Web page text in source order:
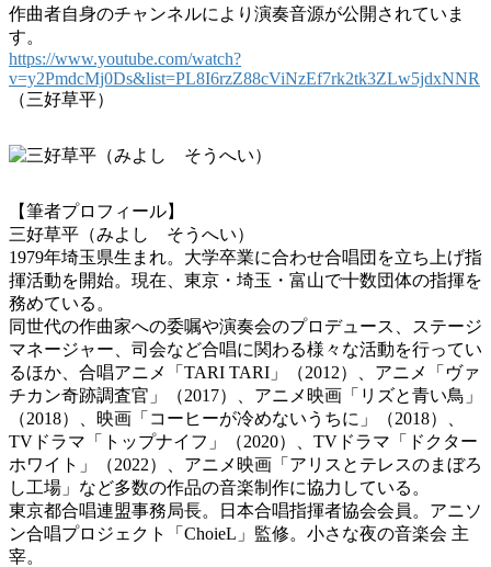
作曲者自身のチャンネルにより演奏音源が公開されていま
す。
https://www.youtube.com/watch?
v=y2PmdcMj0Ds&list=PL8I6rzZ88cViNzEf7rk2tk3ZLw5jdxNNR
（三好草平）
【筆者プロフィール】
三好草平（みよし そうへい）
1979年埼玉県生まれ。大学卒業に合わせ合唱団を立ち上げ指
揮活動を開始。現在、東京・埼玉・富山で十数団体の指揮を
務めている。
同世代の作曲家への委嘱や演奏会のプロデュース、ステージ
マネージャー、司会など合唱に関わる様々な活動を行ってい
るほか、合唱アニメ「TARI TARI」（2012）、アニメ「ヴァ
チカン奇跡調査官」（2017）、アニメ映画「リズと青い鳥」
（2018）、映画「コーヒーが冷めないうちに」（2018）、
TVドラマ「トップナイフ」（2020）、TVドラマ「ドクター
ホワイト」（2022）、アニメ映画「アリスとテレスのまぼろ
し工場」など多数の作品の音楽制作に協力している。
東京都合唱連盟事務局長。日本合唱指揮者協会会員。アニソ
ン合唱プロジェクト「ChoieL」監修。小さな夜の音楽会 主
宰。